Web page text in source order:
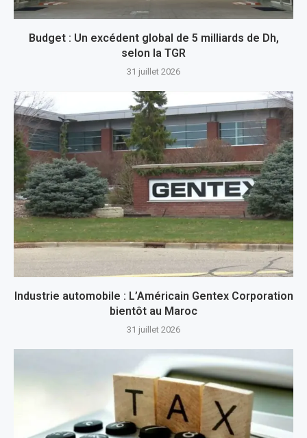
Budget : Un excédent global de 5 milliards de Dh,
selon la TGR
31 juillet 2026
Industrie automobile : L’Américain Gentex Corporation
bientôt au Maroc
31 juillet 2026